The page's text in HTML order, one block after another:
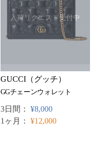
入荷リクエスト受付中
GUCCI（グッチ）
GGチェーンウォレット
3日間： ¥8,000
1ヶ月： ¥12,000